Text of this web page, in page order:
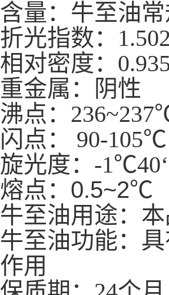
含量：牛至油
折光指数：
相对密度：
重金属：阴性
沸点：
闪点： 90-105℃
旋光度：-
熔点： 0.5~2℃
牛至油用途：
牛至油功能：
作用